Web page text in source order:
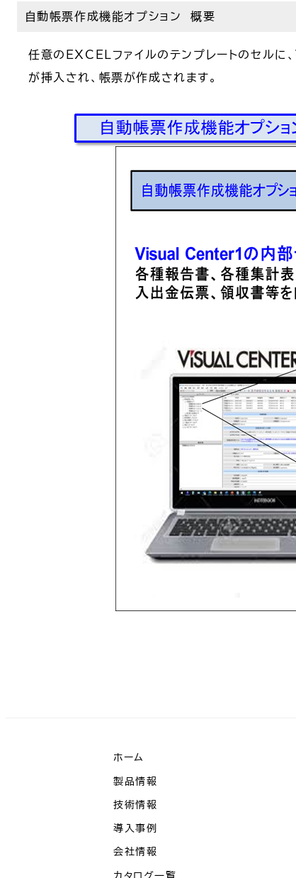
自動帳票作成機能オプション 概要
任意のEXCELファイルのテンプレートのセルに
が挿入され、帳票が作成されます。
ホーム
製品情報
技術情報
導入事例
会社情報
カタログ一覧